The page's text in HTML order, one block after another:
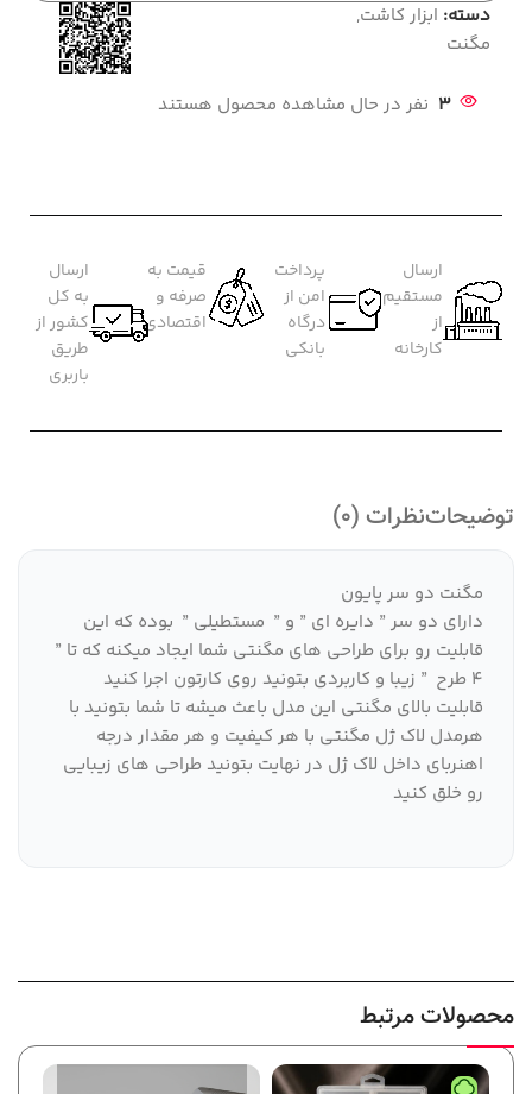
دسته: ابزار کاشت,
مگنت
3 نفر در حال مشاهده محصول هستند
ارسال
مستقیم
از
کارخانه
پرداخت
امن از
درگاه
بانکی
قیمت به
صرفه و
اقتصادی
ارسال
به کل
کشور از
طریق
باربری
توضیحاتنظرات (0)
مگنت دو سر پایون
دارای دو سر ” دایره ای ” و ” مستطیلی ” بوده که این
قابلیت رو برای طراحی های مگنتی شما ایجاد میکنه که تا ”
4 طرح ” زیبا و کاربردی بتونید روی کارتون اجرا کنید
قابلیت بالای مگنتی این مدل باعث میشه تا شما بتونید با
هرمدل لاک ژل مگنتی با هر کیفیت و هر مقدار درجه
اهنربای داخل لاک ژل در نهایت بتونید طراحی های زیبایی
رو خلق کنید
محصولات مرتبط